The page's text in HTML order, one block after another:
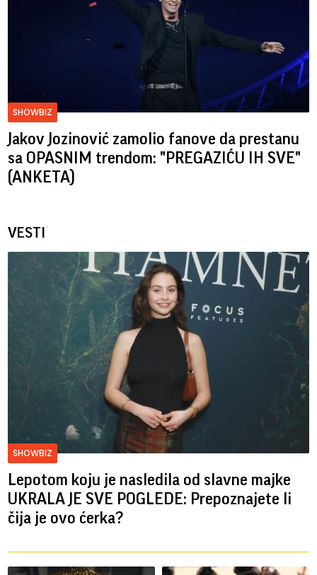
SHOWBIZ
Jakov Jozinović zamolio fanove da prestanu
sa OPASNIM trendom: "PREGAZIĆU IH SVE"
(ANKETA)
VESTI
SHOWBIZ
Lepotom koju je nasledila od slavne majke
UKRALA JE SVE POGLEDE: Prepoznajete li
čija je ovo ćerka?